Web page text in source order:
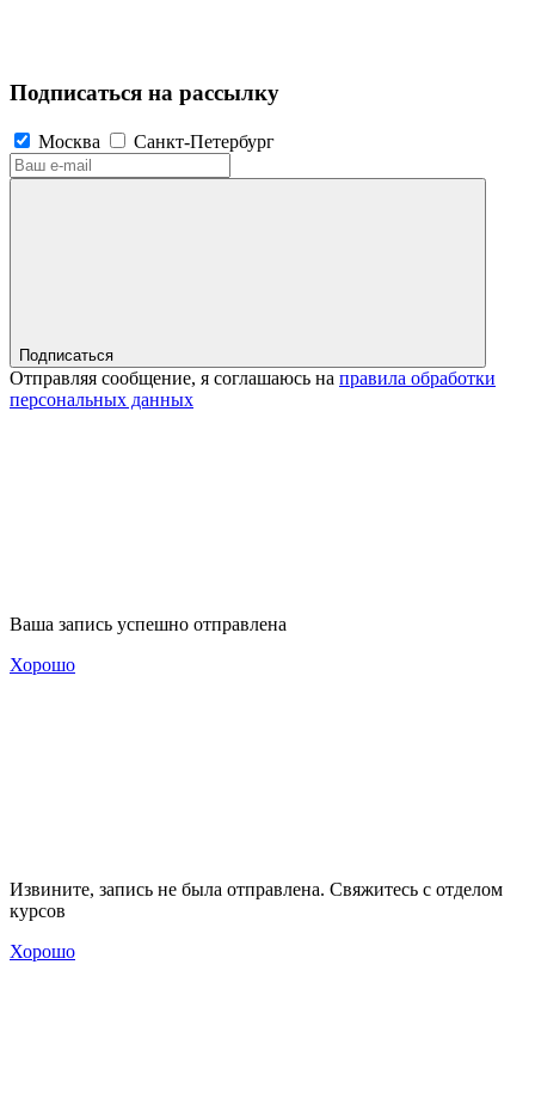
Подписаться на рассылку
Москва Санкт-Петербург
Подписаться
Отправляя сообщение, я соглашаюсь на правила обработки
персональных данных
Ваша запись успешно отправлена
Хорошо
Извините, запись не была отправлена. Свяжитесь с отделом
курсов
Хорошо